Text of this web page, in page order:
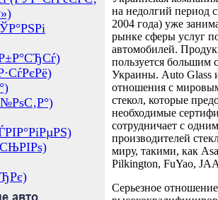
авто
на недолгий период
2004 года) уже
рынке сферы услуг
автомобилей.
пользуется большим
Украины. Auto Glass
отношения с
стекол, которые
необходимые
сотрудничает с
производителей
миру, такими, как
Pilkington, FuYao,
Серьезное отношение